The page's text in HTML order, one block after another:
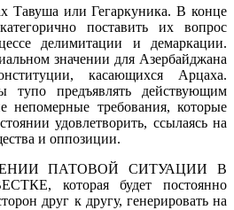
Тавуша или Гегаркуника. В конце
поставить их вопрос
делимитации и демаркации.
значении для Азербайджана
касающихся Арцаха.
предъявлять действующим
непомерные требования, которые
удовлетворить, ссылаясь на
и оппозиции.
ПАТОВОЙ СИТУАЦИИ В
которая будет постоянно
друг к другу, генерировать на